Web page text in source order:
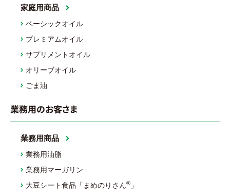
家庭用商品
ベーシックオイル
プレミアムオイル
サプリメントオイル
オリーブオイル
ごま油
業務用のお客さま
業務用商品
業務用油脂
業務用マーガリン
大豆シート食品「まめのりさん® 」